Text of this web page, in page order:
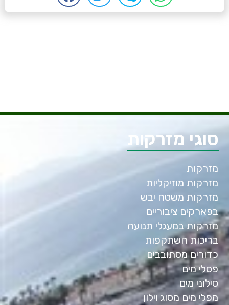
סוגי מזרקות
מזרקות
מזרקות מוזיקליות
מזרקות משטח יבש
בפארקים ציבוריים
מזרקות במעגלי תנועה
בריכות השתקפות
כדורים מסתובבים
פסלי מים
סילוני מים
מפלי מים מסוג וילון